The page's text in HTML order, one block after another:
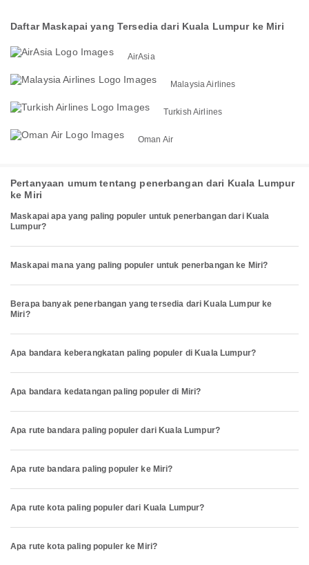
Daftar Maskapai yang Tersedia dari Kuala Lumpur ke Miri
AirAsia
Malaysia Airlines
Turkish Airlines
Oman Air
Pertanyaan umum tentang penerbangan dari Kuala Lumpur
ke Miri
Maskapai apa yang paling populer untuk penerbangan dari Kuala
Lumpur?
Maskapai mana yang paling populer untuk penerbangan ke Miri?
Berapa banyak penerbangan yang tersedia dari Kuala Lumpur ke
Miri?
Apa bandara keberangkatan paling populer di Kuala Lumpur?
Apa bandara kedatangan paling populer di Miri?
Apa rute bandara paling populer dari Kuala Lumpur?
Apa rute bandara paling populer ke Miri?
Apa rute kota paling populer dari Kuala Lumpur?
Apa rute kota paling populer ke Miri?